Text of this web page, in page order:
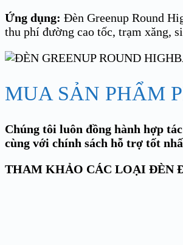
Ứng dụng: Đèn Greenup Round
thu phí đường cao tốc, trạm xăng,
MUA SẢN PHẨM
Chúng tôi luôn đồng hành hợp
cùng với chính sách hỗ trợ tốt
THAM KHẢO CÁC LOẠI ĐÈN